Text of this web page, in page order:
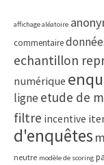
affichage aléatoire
commentaire
echantillon
numérique
ligneetude de
filtre incentive
d'enquêtes
neutre modèle de scoring